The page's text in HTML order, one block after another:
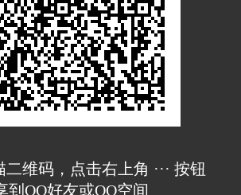
维码，点击右上角 ··· 按钮
到QQ好友或QQ空间